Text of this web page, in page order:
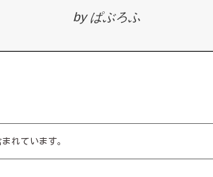
by ぱぶろふ
れています。